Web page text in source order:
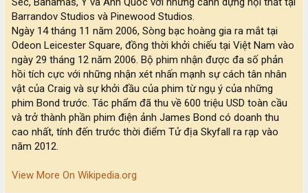
Barrandov Studios và Pinewood Studios.
Ngày 14 tháng 11 năm 2006, Sòng bạc hoàng gia ra mắt tại
Odeon Leicester Square, đồng thời khởi chiếu tại Việt Nam vào
ngày 29 tháng 12 năm 2006. Bộ phim nhận được đa số phản
hồi tích cực với những nhận xét nhấn mạnh sự cách tân nhân
vật của Craig và sự khởi đầu của phim từ ngụ ý của những
phim Bond trước. Tác phẩm đã thu về 600 triệu USD toàn cầu
và trở thành phần phim điện ảnh James Bond có doanh thu
cao nhất, tính đến trước thời điểm Tử địa Skyfall ra rạp vào
năm 2012.
View More On Wikipedia.org